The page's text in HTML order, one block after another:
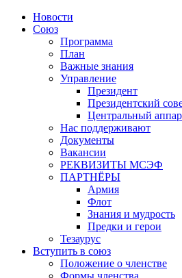
Новости
Союз
Программа
План
Важные знания
Управление
Президент
Президентский
Центральный
Нас поддерживают
Документы
Вакансии
РЕКВИЗИТЫ МСЭФ
ПАРТНЁРЫ
Армия
Флот
Знания и мудрость
Предки и герои
Тезаурус
Вступить в союз
Положение о членстве
Формы членства